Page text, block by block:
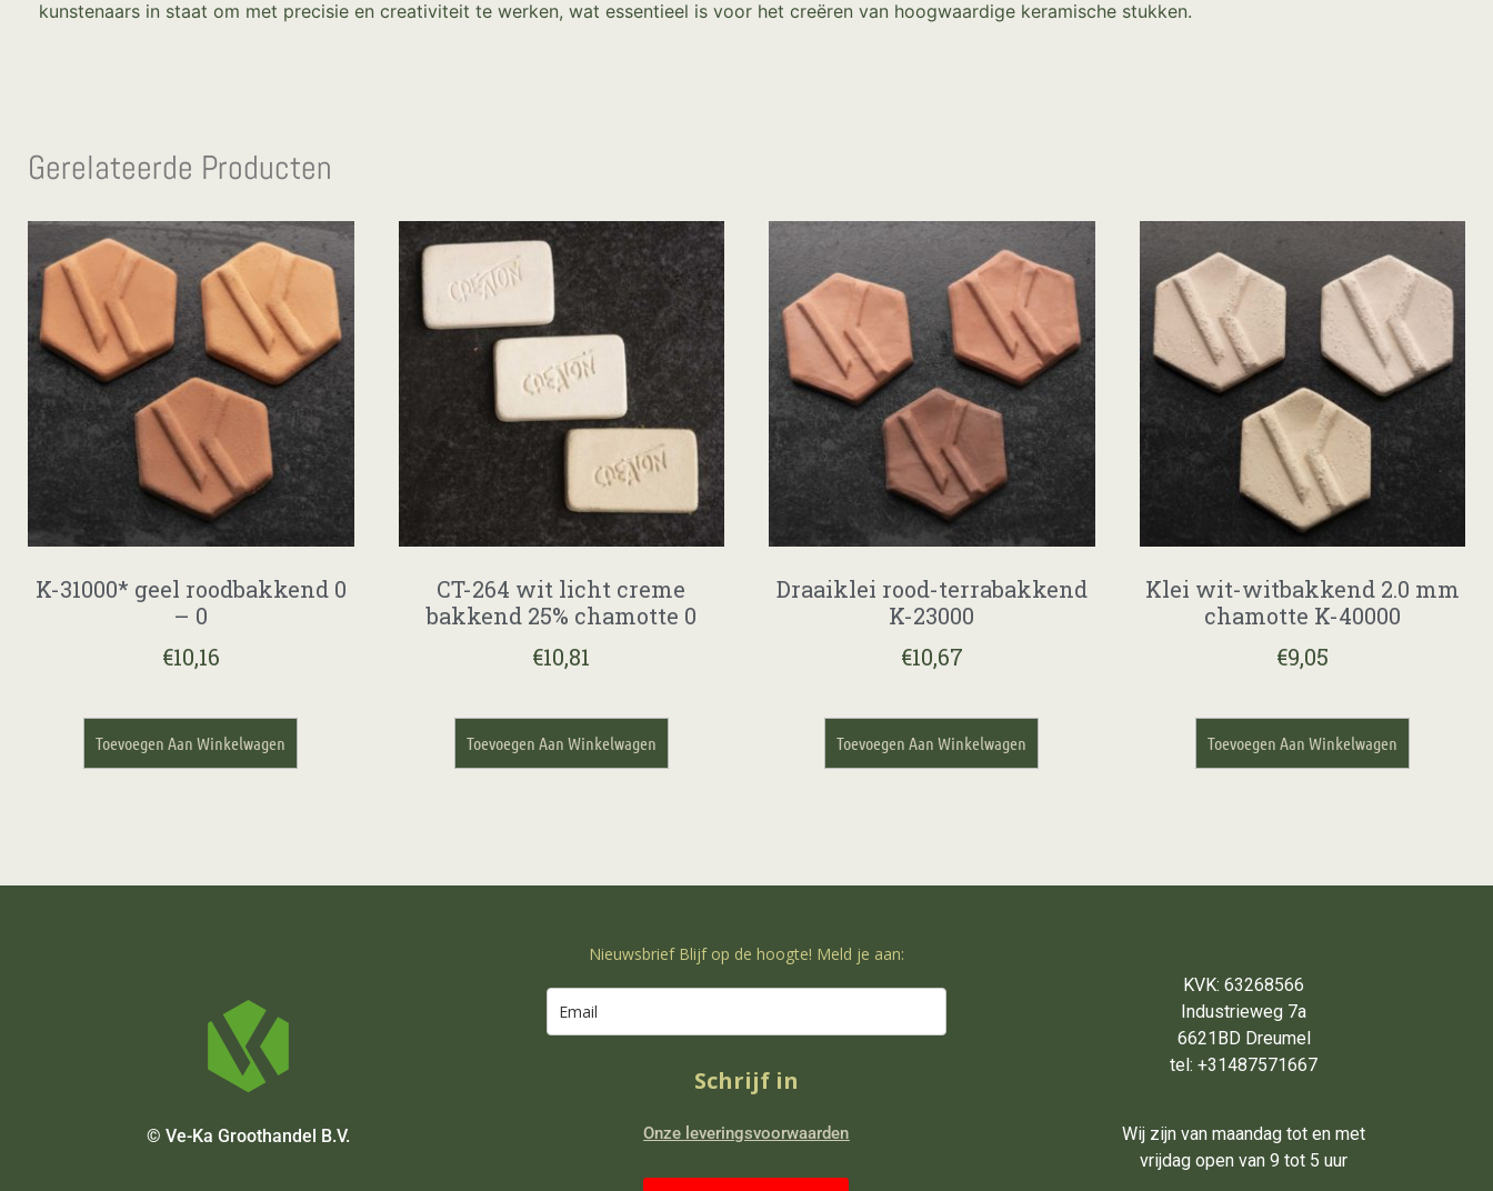
kunstenaars in staat om met precisie en creativiteit te werken, wat essentieel is voor het creëren van hoogwaardige keramische stukken.
Gerelateerde Producten
K-31000* geel roodbakkend 0
– 0
€10,16
Toevoegen Aan Winkelwagen
CT-264 wit licht creme
bakkend 25% chamotte 0
€10,81
Toevoegen Aan Winkelwagen
Draaiklei rood-terrabakkend
K-23000
€10,67
Toevoegen Aan Winkelwagen
Klei wit-witbakkend 2.0 mm
chamotte K-40000
€9,05
Toevoegen Aan Winkelwagen
© Ve-Ka Groothandel B.V.
Nieuwsbrief Blijf op de hoogte! Meld je aan:
Schrijf in
Onze leveringsvoorwaarden
KVK: 63268566
Industrieweg 7a
6621BD Dreumel
tel: +31487571667
Wij zijn van maandag tot en met
vrijdag open van 9 tot 5 uur